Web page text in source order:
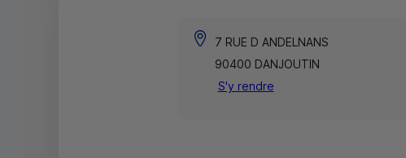
7 RUE D ANDELNANS
90400 DANJOUTIN
S'y rendre